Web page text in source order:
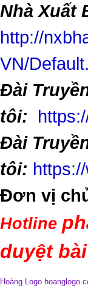
Nhà Xuất
http://
VN/
Đài
tôi:
Đài
tôi:
Đơn vị
Hotline
duyệt
Hoàng Logo